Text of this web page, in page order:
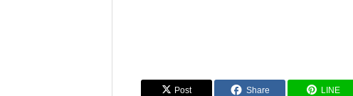
Post Share LINE